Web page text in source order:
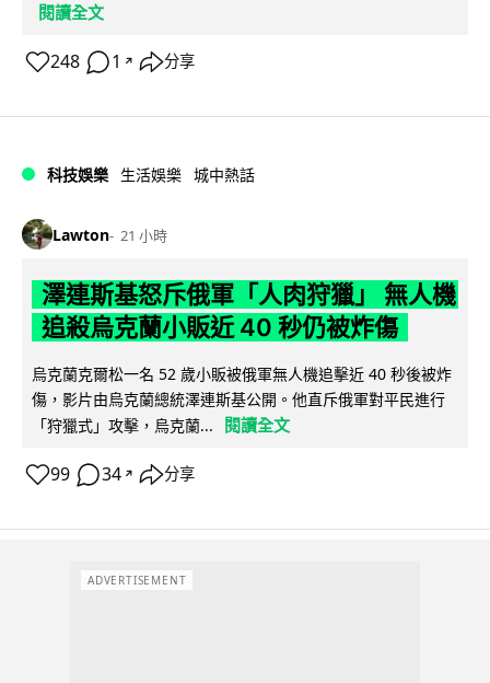
閱讀全文
248 1 ↗ 分享
科技娛樂 生活娛樂 城中熱話
Lawton 21 小時
澤連斯基怒斥俄軍「人肉狩獵」 無人機
追殺烏克蘭小販近 40 秒仍被炸傷
烏克蘭克爾松一名 52 歲小販被俄軍無人機追擊近 40 秒後被炸
傷，影片由烏克蘭總統澤連斯基公開。他直斥俄軍對平民進行
「狩獵式」攻擊，烏克蘭...
閱讀全文
99 34 ↗ 分享
ADVERTISEMENT